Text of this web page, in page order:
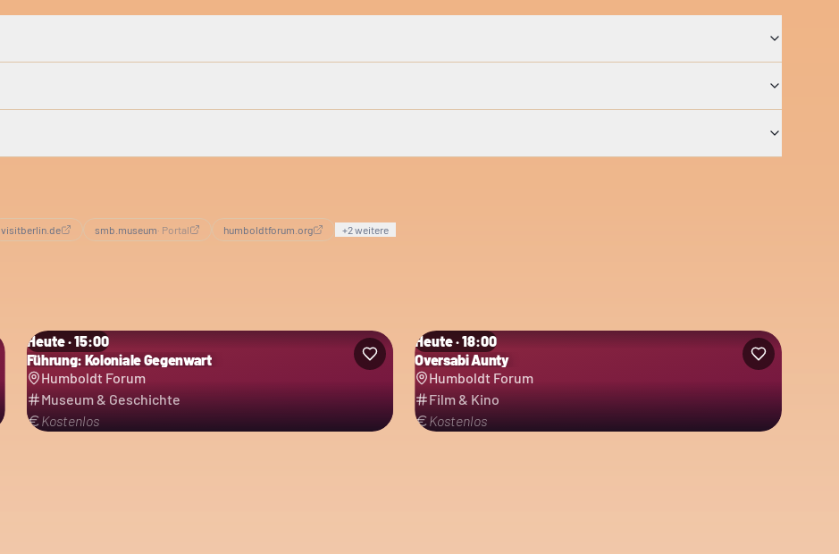
visitberlin.de smb.museum· Portal humboldtforum.org +2weitere
Heute · 15:00
Führung: Koloniale Gegenwart
Humboldt Forum
Museum & Geschichte
Kostenlos
Heute · 18:00
Oversabi Aunty
Humboldt Forum
Film & Kino
Kostenlos